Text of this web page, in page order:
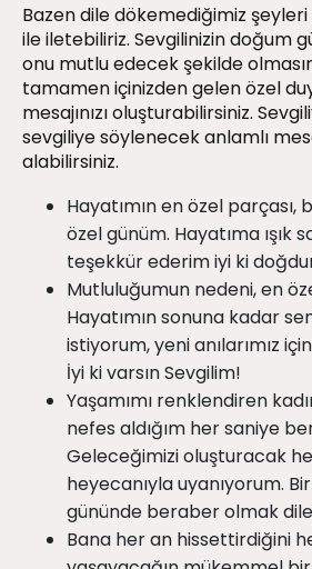
Bazen dile dökemediğimiz şeyleri
ile iletebiliriz. Sevgilinizin doğum
onu mutlu edecek şekilde
tamamen içinizden gelen özel
mesajınızı oluşturabilirsiniz.
sevgiliye söylenecek anlamlı
alabilirsiniz.
Hayatımın en özel parçası,
özel günüm. Hayatıma ışık
teşekkür ederim iyi ki
Mutluluğumun nedeni, en
Hayatımın sonuna kadar
istiyorum, yeni anılarımız
İyi ki varsın Sevgilim!
Yaşamımı renklendiren
nefes aldığım her saniye
Geleceğimizi oluşturacak
heyecanıyla uyanıyorum.
gününde beraber olmak
Bana her an hissettirdiğini